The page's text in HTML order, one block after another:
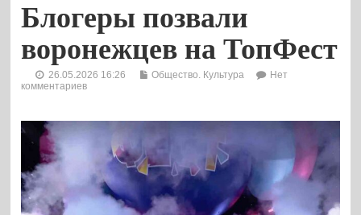
Блогеры позвали
воронежцев на ТопФест
26.05.2026 16:26 Общество. Культура
Нет
комментариев